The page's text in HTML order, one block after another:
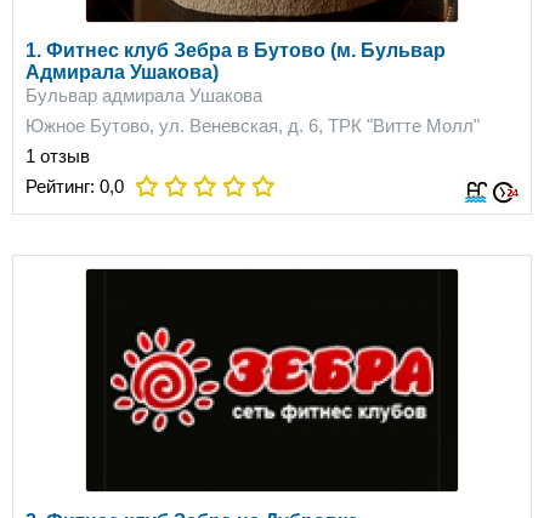
1. Фитнес клуб Зебра в Бутово (м. Бульвар
Адмирала Ушакова)
Бульвар адмирала Ушакова
Южное Бутово, ул. Веневская, д. 6, ТРК "Витте Молл"
1 отзыв
Рейтинг: 0,0